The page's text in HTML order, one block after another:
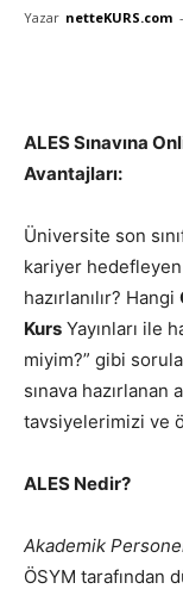
Yazar netteKURS.com -
ALES Sınavına
Avantajları:
Üniversite son
kariyer
hazırlanılır? Hangi
Kurs Yayınları ile
miyim?” gibi
sınava hazırlanan
tavsiyelerimizi ve
ALES Nedir?
Akademik
ÖSYM tarafından